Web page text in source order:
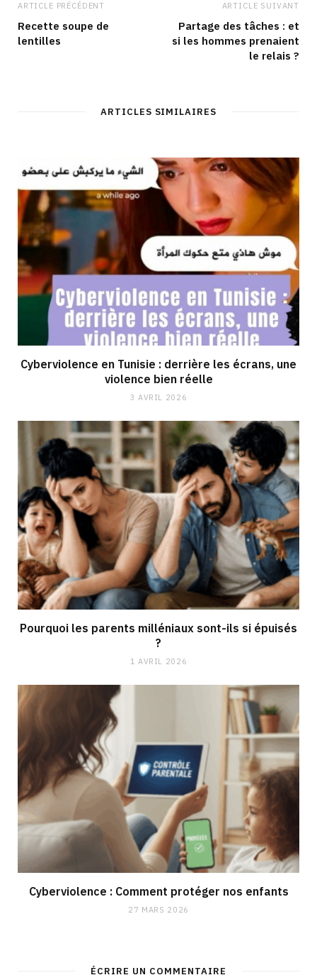
ARTICLE PRÉCÉDENT
Recette soupe de
lentilles
ARTICLE SUIVANT
Partage des tâches : et
si les hommes prenaient
le relais ?
ARTICLES SIMILAIRES
Cyberviolence en Tunisie : derrière les écrans, une
violence bien réelle
3 AVRIL 2026
Pourquoi les parents milléniaux sont-ils si épuisés
?
1 AVRIL 2026
Cyberviolence : Comment protéger nos enfants
27 MARS 2026
ÉCRIRE UN COMMENTAIRE